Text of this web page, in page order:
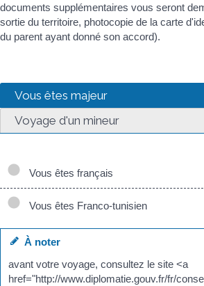
documents supplémentaires vous seront
sortie du territoire, photocopie de la carte
du parent ayant donné son accord).
Vous êtes majeur
Voyage d'un mineur
Vous êtes français
Vous êtes Franco-tunisien
À noter
avant votre voyage, consultez le site <a
href="http://www.diplomatie.gouv.fr/fr/